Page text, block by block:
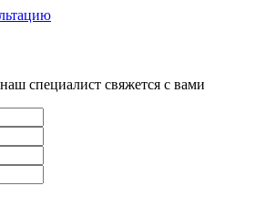
специалист свяжется с вами